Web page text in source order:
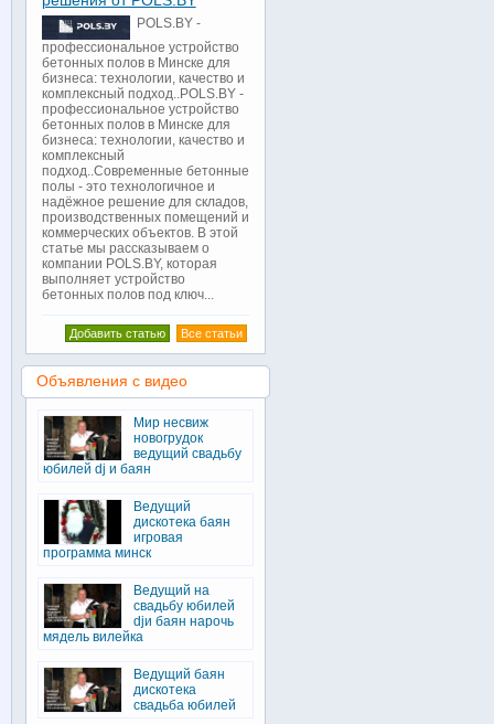
POLS.BY -
профессиональное устройство
бетонных полов в Минске для
бизнеса: технологии, качество и
комплексный подход..POLS.BY -
профессиональное устройство
бетонных полов в Минске для
бизнеса: технологии, качество и
комплексный
подход..Современные бетонные
полы - это технологичное и
надёжное решение для складов,
производственных помещений и
коммерческих объектов. В этой
статье мы рассказываем о
компании POLS.BY, которая
выполняет устройство
бетонных полов под ключ...
Все статьи
Добавить статью
Объявления с видео
Мир несвиж
новогрудок
ведущий свадьбу
юбилей dj и баян
Ведущий
дискотека баян
игровая
программа минск
Ведущий на
свадьбу юбилей
djи баян нарочь
мядель вилейка
Ведущий баян
дискотека
свадьба юбилей